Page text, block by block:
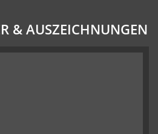
& AUSZEICHNUNGEN